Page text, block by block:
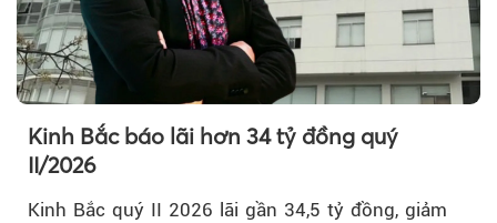
Kinh Bắc báo lãi hơn 34 tỷ đồng quý
II/2026
Kinh Bắc quý II 2026 lãi gần 34,5 tỷ đồng, giảm